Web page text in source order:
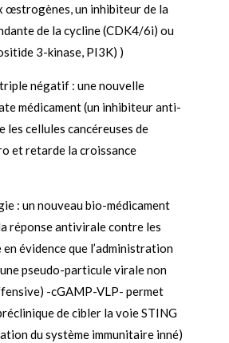
œstrogènes, un inhibiteur de la
de la cycline (CDK4/6i) ou
3-kinase, PI3K) )
négatif : une nouvelle
médicament (un inhibiteur anti-
les cellules cancéreuses de
et retarde la croissance
: un nouveau bio-médicament
réponse antivirale contre les
évidence que l’administration
pseudo-particule virale non
-cGAMP-VLP- permet
de cibler la voie STING
du système immunitaire inné)